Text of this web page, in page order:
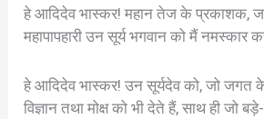
हे आदिदेव भास्कर! महान तेज के प्रकाशक,
महापापहारी उन सूर्य भगवान को मैं नमस्कार
हे आदिदेव भास्कर! उन सूर्यदेव को, जो जगत
विज्ञान तथा मोक्ष को भी देते हैं, साथ ही जो